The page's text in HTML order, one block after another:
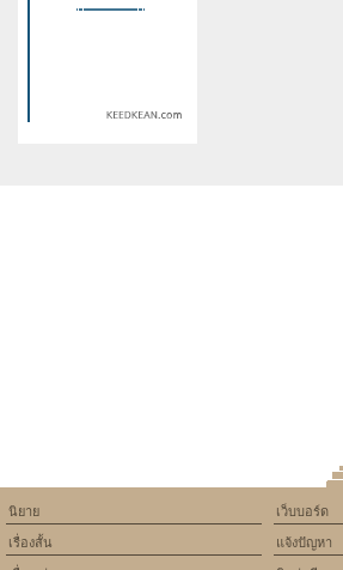
will throw an Error in a future
เว็บบอร์ด
แจ้งปัญหา
นิยาย
เรื่องสั้น